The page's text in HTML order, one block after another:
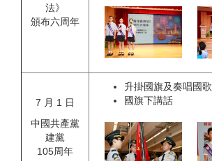
法》
頒布六周年
7 月 1 日
中國共產黨
建黨
105周年
升掛國旗及奏唱國歌
國旗下講話